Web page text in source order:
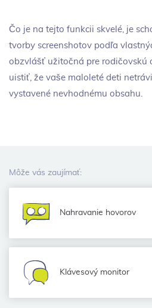
Čo je na tejto funkcii skvelé, je
tvorby screenshotov podľa
obzvlášť užitočná pre rodičovskú
uistiť, že vaše maloleté deti
vystavené nevhodnému obsahu.
Môže vás zaujímať:
Nahravanie hovorov
Klávesový monitor